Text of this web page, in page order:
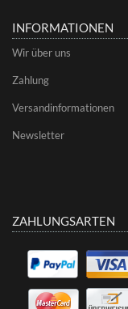
INFORMATIONEN
Wir über uns
Zahlung
Versandinformationen
Newsletter
ZAHLUNGSARTEN